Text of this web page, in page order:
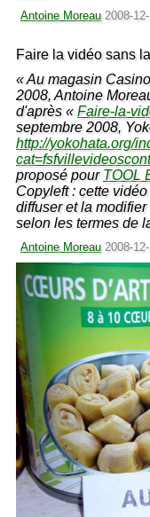
Antoine Moreau 2008-
Faire la vidéo sans
« Au magasin
2008, Antoine
d'après « Faire-la-
septembre 2008,
http://yokohata.org/
proposé pour TOOL
Copyleft : cette
diffuser et la modifier
selon les termes de
Antoine Moreau 2008-